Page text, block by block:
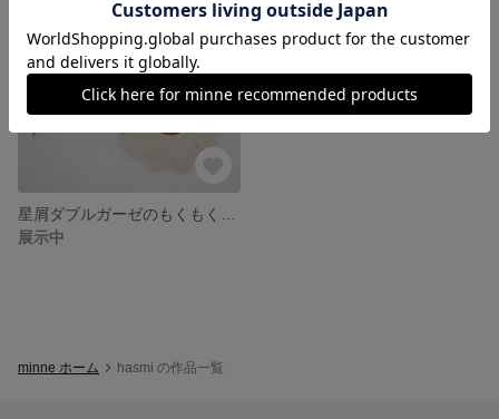
展示中
minne ホーム hasmi の作品一覧